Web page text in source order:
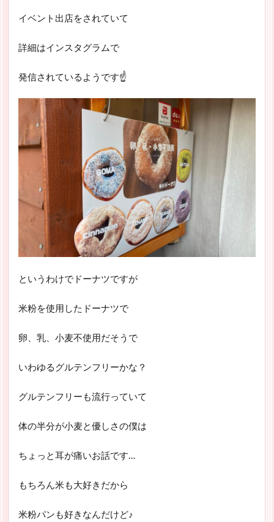
イベント出店をされていて
詳細はインスタグラムで
発信されているようです☝
というわけでドーナツですが
米粉を使用したドーナツで
卵、乳、小麦不使用だそうで
いわゆるグルテンフリーかな？
グルテンフリーも流行っていて
体の半分が小麦と優しさの僕は
ちょっと耳が痛いお話です…
もちろん米も大好きだから
米粉パンも好きなんだけど♪